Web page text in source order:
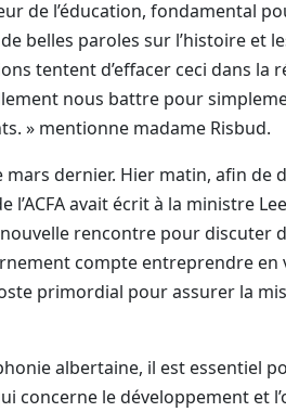
de l’éducation, fondamental
belles paroles sur l’histoire et
tentent d’effacer ceci dans la
nous battre pour
» mentionne madame Risbud.
mars dernier. Hier matin, afin
avait écrit à la ministre
rencontre pour discuter
compte entreprendre en
primordial pour assurer la
albertaine, il est essentiel
concerne le développement et